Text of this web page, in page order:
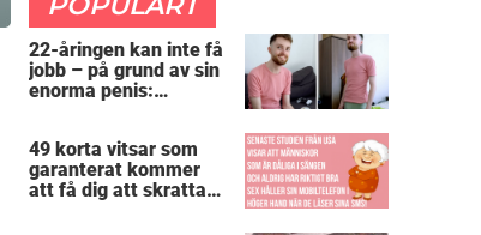
22-åringen kan inte få
jobb – på grund av sin
enorma penis:
49 korta vitsar som
garanterat kommer
att få dig att skratta